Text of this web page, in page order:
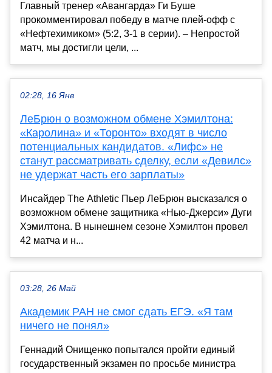
Главный тренер «Авангарда» Ги Буше
прокомментировал победу в матче плей-офф с
«Нефтехимиком» (5:2, 3-1 в серии). – Непростой
матч, мы достигли цели, ...
02:28, 16 Янв
ЛеБрюн о возможном обмене Хэмилтона:
«Каролина» и «Торонто» входят в число
потенциальных кандидатов. «Лифс» не
станут рассматривать сделку, если «Девилс»
не удержат часть его зарплаты»
Инсайдер The Athletic Пьер ЛеБрюн высказался о
возможном обмене защитника «Нью-Джерси» Дуги
Хэмилтона. В нынешнем сезоне Хэмилтон провел
42 матча и н...
03:28, 26 Май
Академик РАН не смог сдать ЕГЭ. «Я там
ничего не понял»
Геннадий Онищенко попытался пройти единый
государственный экзамен по просьбе министра